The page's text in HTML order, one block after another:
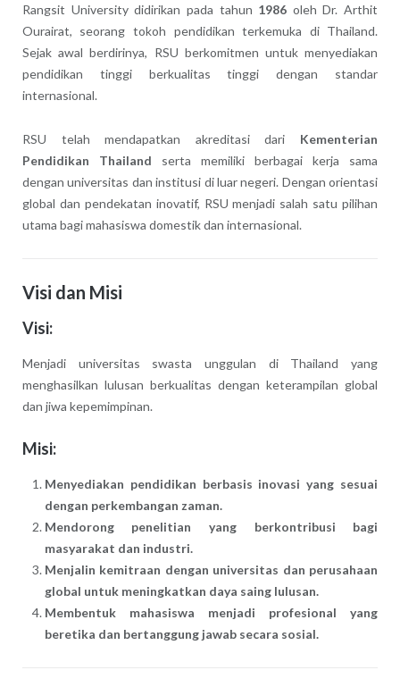
Rangsit University didirikan pada tahun 1986 oleh Dr. Arthit
Ourairat, seorang tokoh pendidikan terkemuka di Thailand.
Sejak awal berdirinya, RSU berkomitmen untuk menyediakan
pendidikan tinggi berkualitas tinggi dengan standar
internasional.
RSU telah mendapatkan akreditasi dari Kementerian
Pendidikan Thailand serta memiliki berbagai kerja sama
dengan universitas dan institusi di luar negeri. Dengan orientasi
global dan pendekatan inovatif, RSU menjadi salah satu pilihan
utama bagi mahasiswa domestik dan internasional.
Visi dan Misi
Visi:
Menjadi universitas swasta unggulan di Thailand yang
menghasilkan lulusan berkualitas dengan keterampilan global
dan jiwa kepemimpinan.
Misi:
Menyediakan pendidikan berbasis inovasi yang sesuai
dengan perkembangan zaman.
Mendorong penelitian yang berkontribusi bagi
masyarakat dan industri.
Menjalin kemitraan dengan universitas dan perusahaan
global untuk meningkatkan daya saing lulusan.
Membentuk mahasiswa menjadi profesional yang
beretika dan bertanggung jawab secara sosial.